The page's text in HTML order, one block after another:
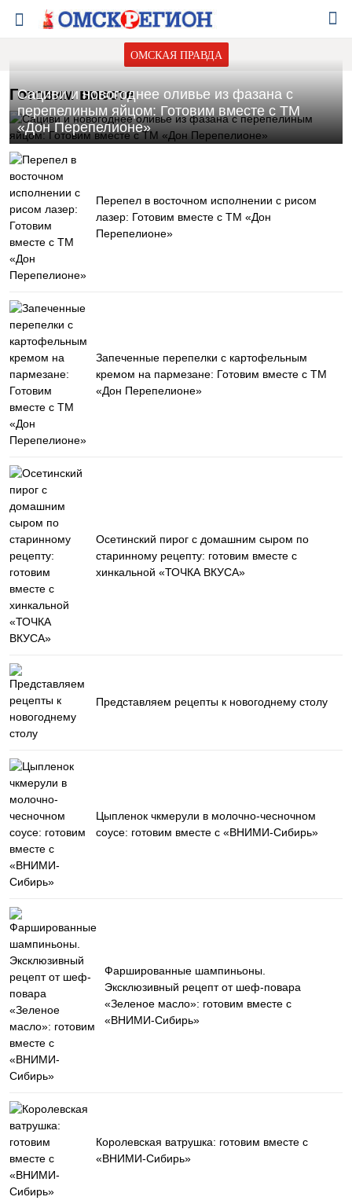
ОМСКАЯ ПРАВДА
Готовим вместе
Сациви и новогоднее оливье из фазана с
перепелиным яйцом: Готовим вместе с ТМ
«Дон Перепелионе»
Перепел в восточном исполнении с рисом
лазер: Готовим вместе с ТМ «Дон
Перепелионе»
Запеченные перепелки с картофельным
кремом на пармезане: Готовим вместе с ТМ
«Дон Перепелионе»
Осетинский пирог с домашним сыром по
старинному рецепту: готовим вместе с
хинкальной «ТОЧКА ВКУСА»
Представляем рецепты к новогоднему столу
Цыпленок чкмерули в молочно-чесночном
соусе: готовим вместе с «ВНИМИ-Сибирь»
Фаршированные шампиньоны.
Эксклюзивный рецепт от шеф-повара
«Зеленое масло»: готовим вместе с
«ВНИМИ-Сибирь»
Королевская ватрушка: готовим вместе с
«ВНИМИ-Сибирь»